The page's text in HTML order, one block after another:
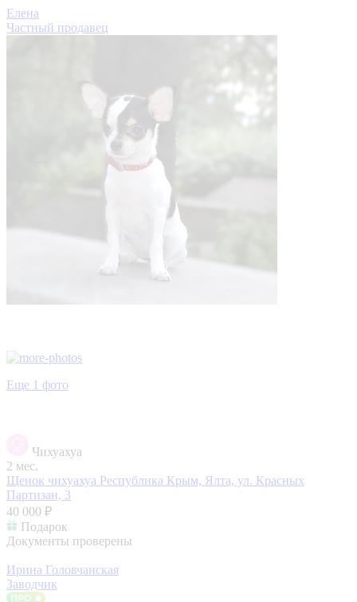
Елена
Частный продавец
Еще 1 фото
Чихуахуа
2 мес.
Щенок чихуахуа Республика Крым, Ялта, ул. Красных
Партизан, 3
40 000 ₽
Подарок
Документы проверены
Ирина Головчанская
Заводчик